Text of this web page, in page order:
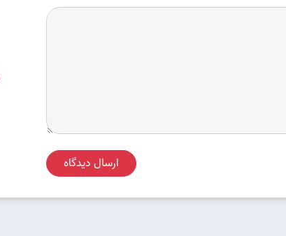
ارسال دیدگاه